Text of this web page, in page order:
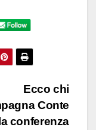
Ecco chi
Conte
conferenza